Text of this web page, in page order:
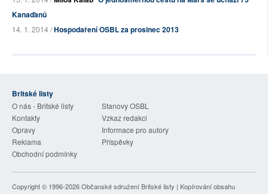
Kanaďanů
14. 1. 2014 /Hospodaření OSBL za prosinec 2013
Britské listy
O nás - Britské listy
Stanovy OSBL
Kontakty
Vzkaz redakci
Opravy
Informace pro autory
Reklama
Příspěvky
Obchodní podmínky
Copyright © 1996-2026Občanské sdružení Britské listy | Kopírování obsahu